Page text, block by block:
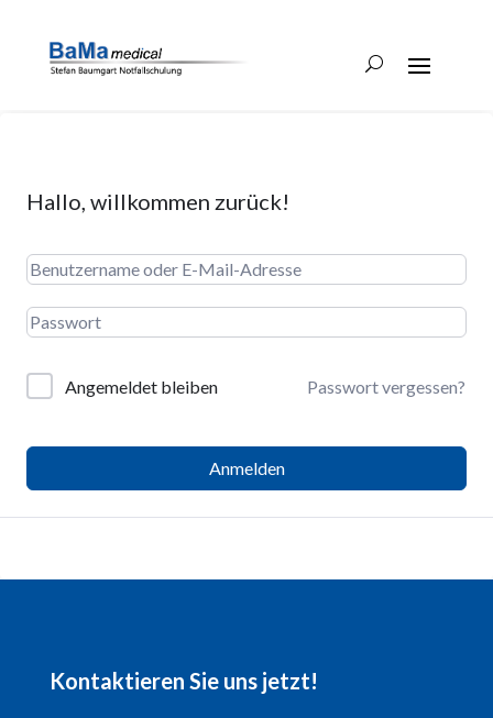
Hallo, willkommen zurück!
Angemeldet bleiben Passwort vergessen?
Anmelden
Kontaktieren Sie uns jetzt!